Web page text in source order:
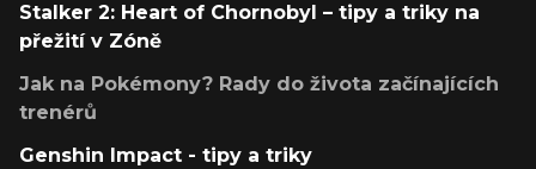
Stalker 2: Heart of Chornobyl – tipy a triky na
přežití v Zóně
Jak na Pokémony? Rady do života začínajících
trenérů
Genshin Impact - tipy a triky